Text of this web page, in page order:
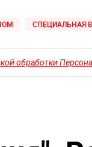
СПЕЦИАЛЬНАЯ
обработки